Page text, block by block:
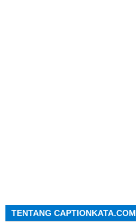
TENTANG CAPTIONKATA.COM